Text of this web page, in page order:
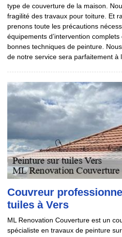
type de couverture de la maison.
fragilité des travaux pour toiture. Et
prenons toute les précautions
équipements d’intervention
bonnes techniques de peinture.
de notre service sera parfaitement à
Couvreur
tuiles à Vers
ML Renovation Couverture est un
spécialiste en travaux de peinture